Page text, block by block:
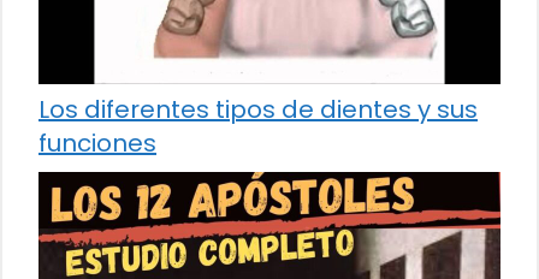
Los diferentes tipos de dientes y sus
funciones